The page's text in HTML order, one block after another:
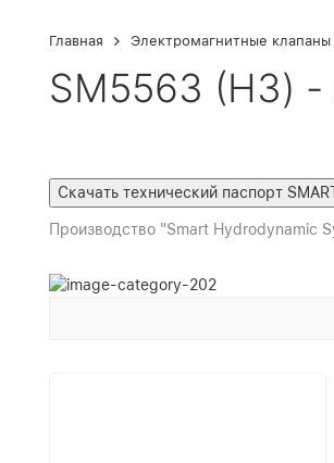
Главная Электромагнитные клапаны
SM5563 (НЗ) -
Производство "Smart Hydrodynamic